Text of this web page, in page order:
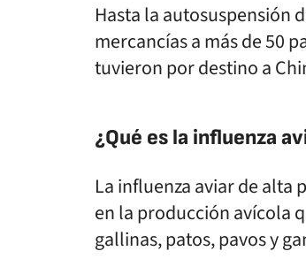
Hasta la autosuspensión
mercancías a más de 50
tuvieron por destino a
¿Qué es la influenza
La influenza aviar de alta
en la producción avícola
gallinas, patos, pavos y